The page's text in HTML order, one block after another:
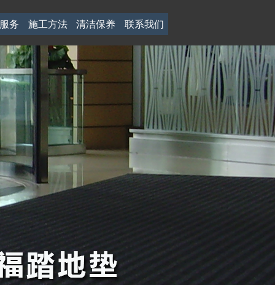
务 施工方法 清洁保养 联系我们